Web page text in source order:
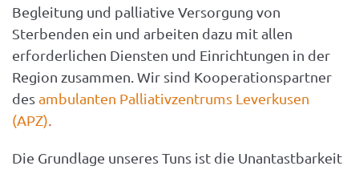
Begleitung und palliative Versorgung von
Sterbenden ein und arbeiten dazu mit allen
erforderlichen Diensten und Einrichtungen in der
Region zusammen. Wir sind Kooperationspartner
desambulanten Palliativzentrums Leverkusen
(APZ)
Die Grundlage unseres Tuns ist die Unantastbarkeit